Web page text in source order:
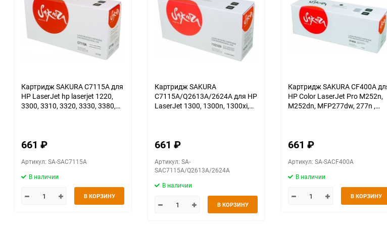
Картридж SAKURA C7115A для
HP LaserJet hp laserjet 1220,
3300, 3310, 3320, 3330, 3380,
661 ₽
Артикул: SA-SAC7115A
В наличии
В КОРЗИНУ
Картридж SAKURA
C7115A/Q2613A/2624A для HP
LaserJet 1300, 1300n, 1300xi,
черный, 2500 к.
661 ₽
Артикул: SA-
SAC7115A/Q2613A/2624A
В наличии
В КОРЗИНУ
Картридж SAKURA CF400A
HP Color LaserJet Pro M252n,
M252dn, MFP277dw, 277n ,
661 ₽
Артикул: SA-SACF400A
В наличии
В КОРЗИНУ